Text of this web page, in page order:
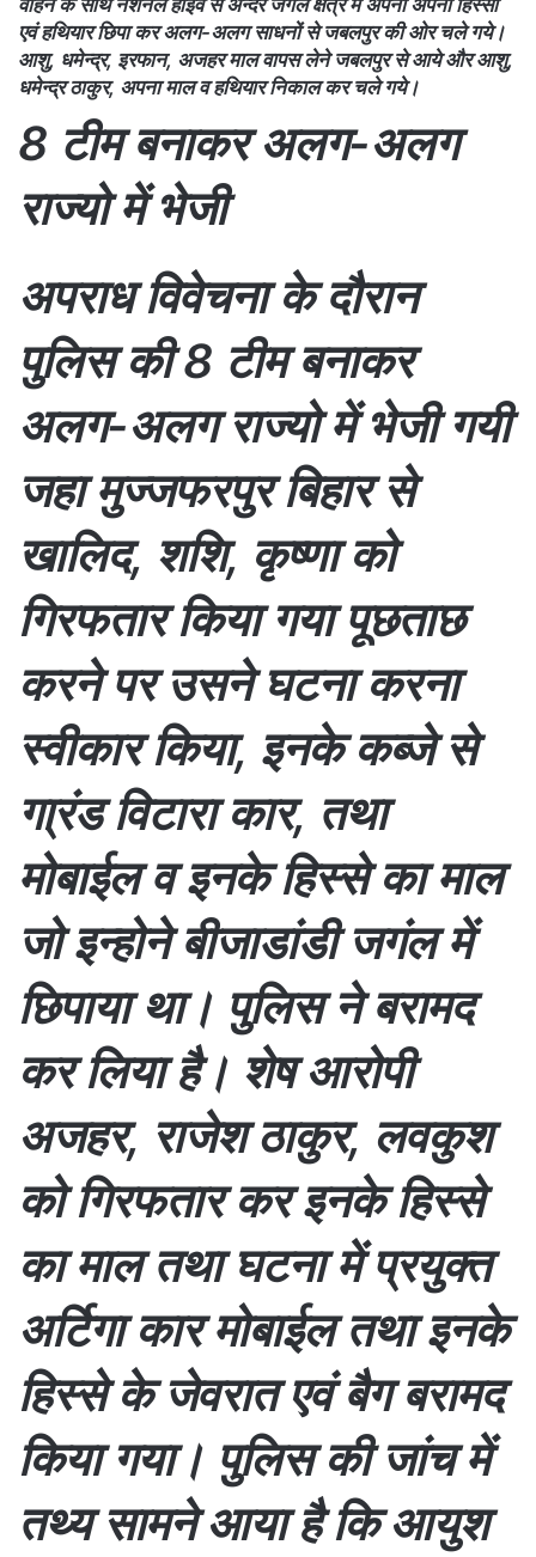
एवं हथियार छिपा कर अलग-अलग साधनों से जबलपुर की ओर चले गये।
आशु, धमेन्द्र, इरफान, अजहर माल वापस लेने जबलपुर से आये और आशु,
धमेन्द्र ठाकुर, अपना माल व हथियार निकाल कर चले गये।
8 टीम बनाकर अलग-अलग
राज्यो में भेजी
अपराध विवेचना के दौरान
पुलिस की 8 टीम बनाकर
अलग-अलग राज्यो में भेजी गयी
जहा मुज्जफरपुर बिहार से
खालिद, शशि, कृष्णा को
गिरफतार किया गया पूछताछ
करने पर उसने घटना करना
स्वीकार किया, इनके कब्जे से
गा्रंड विटारा कार, तथा
मोबाईल व इनके हिस्से का माल
जो इन्होने बीजाडांडी जगंल में
छिपाया था। पुलिस ने बरामद
कर लिया है। शेष आरोपी
अजहर, राजेश ठाकुर, लवकुश
को गिरफतार कर इनके हिस्से
का माल तथा घटना में प्रयुक्त
अर्टिगा कार मोबाईल तथा इनके
हिस्से के जेवरात एवं बैग बरामद
किया गया। पुलिस की जांच में
तथ्य सामने आया है कि आयुश